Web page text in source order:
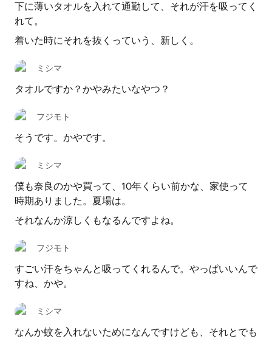
下に薄いタオルを入れて通勤して、それが汗を吸ってく
れて。
着いた時にそれを抜くっていう、新しく。
ミシマ
タオルですか？かやみたいなやつ？
フジモト
そうです。かやです。
ミシマ
僕も奈良のかや買って、10年くらい前かな、家使って
時期ありました。夏場は。
それなんか涼しくもなるんですよね。
フジモト
すごい汗をちゃんと吸ってくれるんで。やっぱいいんで
すね、かや。
ミシマ
なんか蚊を入れないためになんですけども、それとでも